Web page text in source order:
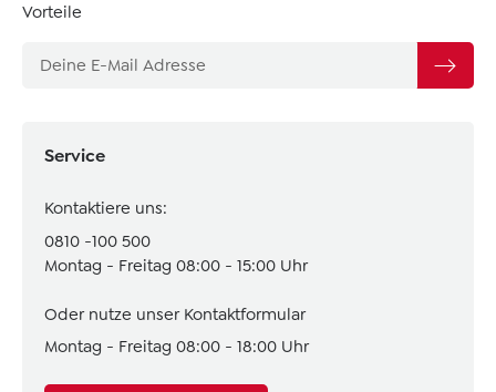
Service
Kontaktiere uns:
0810 -100 500
Montag - Freitag 08:00 - 15:00 Uhr
Oder nutze unser Kontaktformular
Montag - Freitag 08:00 - 18:00 Uhr
Vorteile